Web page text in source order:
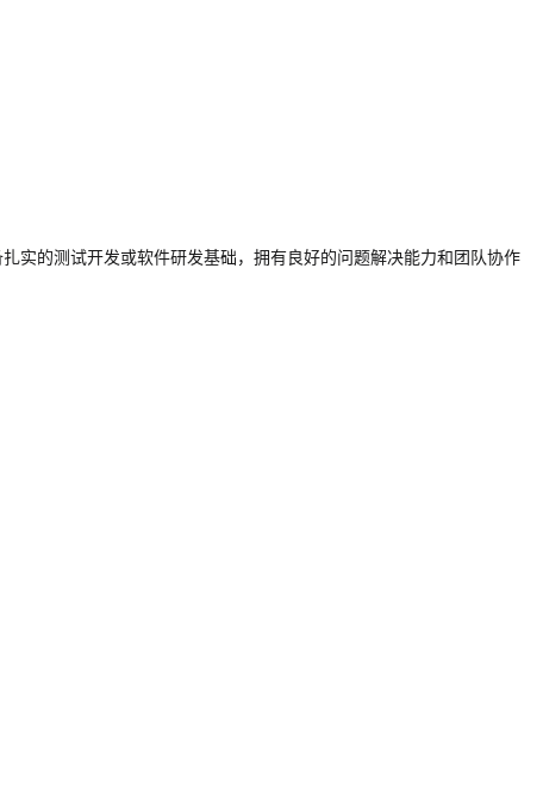
实的测试开发或软件研发基础，拥有良好的问题解决能力和团队协作